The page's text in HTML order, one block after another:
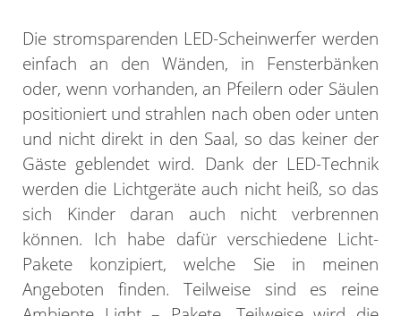
Die stromsparenden LED-Scheinwerfer werden
einfach an den Wänden, in Fensterbänken
oder, wenn vorhanden, an Pfeilern oder Säulen
positioniert und strahlen nach oben oder unten
und nicht direkt in den Saal, so das keiner der
Gäste geblendet wird. Dank der LED-Technik
werden die Lichtgeräte auch nicht heiß, so das
sich Kinder daran auch nicht verbrennen
können. Ich habe dafür verschiedene Licht-
Pakete konzipiert, welche Sie in meinen
Angeboten finden. Teilweise sind es reine